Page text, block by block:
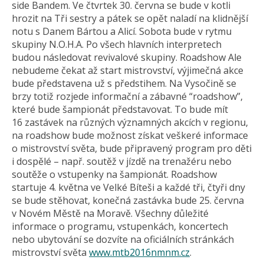
side Bandem. Ve čtvrtek 30. června se bude v kotli
hrozit na Tři sestry a pátek se opět naladí na klidnější
notu s Danem Bártou a Alicí. Sobota bude v rytmu
skupiny N.O.H.A. Po všech hlavních interpretech
budou následovat revivalové skupiny. Roadshow Ale
nebudeme čekat až start mistrovství, výjimečná akce
bude představena už s předstihem. Na Vysočině se
brzy totiž rozjede informační a zábavné “roadshow”,
které bude šampionát představovat. To bude mít
16 zastávek na různých významných akcích v regionu,
na roadshow bude možnost získat veškeré informace
o mistrovství světa, bude připravený program pro děti
i dospělé – např. soutěž v jízdě na trenažéru nebo
soutěže o vstupenky na šampionát. Roadshow
startuje 4. května ve Velké Bíteši a každé tři, čtyři dny
se bude stěhovat, konečná zastávka bude 25. června
v Novém Městě na Moravě. Všechny důležité
informace o programu, vstupenkách, koncertech
nebo ubytování se dozvíte na oficiálních stránkách
mistrovství světa www.mtb2016nmnm.cz.